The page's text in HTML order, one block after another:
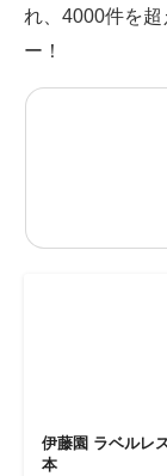
スマホと通信の
経営リーダー
マーケ×ITの今
れ、4000件を
ー！
伊藤園 ラベルレ
本